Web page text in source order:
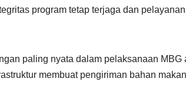
program tetap terjaga dan
paling nyata dalam pelaksanaan
membuat pengiriman bahan